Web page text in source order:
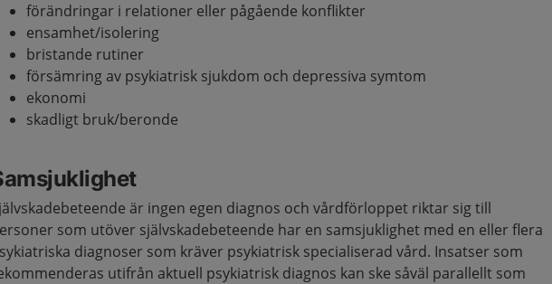
förändringar i relationer eller pågående konflikter
ensamhet/isolering
bristande rutiner
försämring av psykiatrisk sjukdom och depressiva symtom
ekonomi
skadligt bruk/beronde
är ingen egen diagnos och vårdförloppet riktar sig till
som utöver självskadebeteende har en samsjuklighet med en eller flera
diagnoser som kräver psykiatrisk specialiserad vård. Insatser som
utifrån aktuell psykiatrisk diagnos kan ske såväl parallellt som